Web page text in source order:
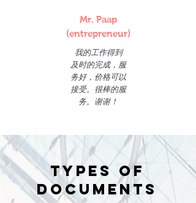
Mr. Paap
(entrepreneur)
我的工作得到
及时的完成，服
务好，价格可以
接受。很棒的服
务。谢谢！
Types of
Documents